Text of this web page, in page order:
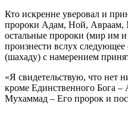
Кто искренне уверовал и
пророки Адам, Ной, Авраам,
остальные пророки (мир им и
произнести вслух
(шахаду) с намерением
«Я свидетельствую, что нет
кроме Единственного Бога –
Мухаммад – Его пророк и